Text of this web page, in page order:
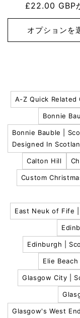
通
常
価
格
£22.00 GBP
オプションを
A-Z Quick Related
Bonnie
Bonnie Bauble |
Designed In
Calton Hill
Custom
East Neuk of Fife
Edinburgh |
Elie Beach
Glasgow City |
Glasgow's West